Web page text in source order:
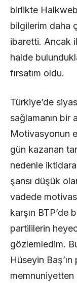
birlikte
bilgilerim daha
ibaretti. Ancak
halde
fırsatım oldu.
Türkiye’de
sağlamanın bir
Motivasyonun
gün kazanan
nedenle
şansı düşük
vadede
karşın BTP’de
partililerin
gözlemledim.
Hüseyin
memnuniyetten